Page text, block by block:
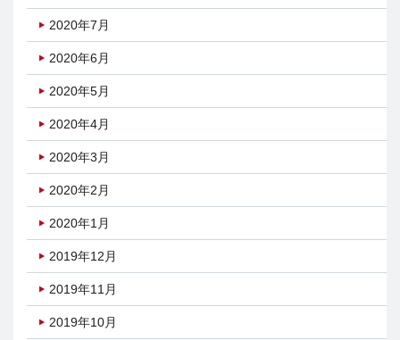
2020年7月
2020年6月
2020年5月
2020年4月
2020年3月
2020年2月
2020年1月
2019年12月
2019年11月
2019年10月